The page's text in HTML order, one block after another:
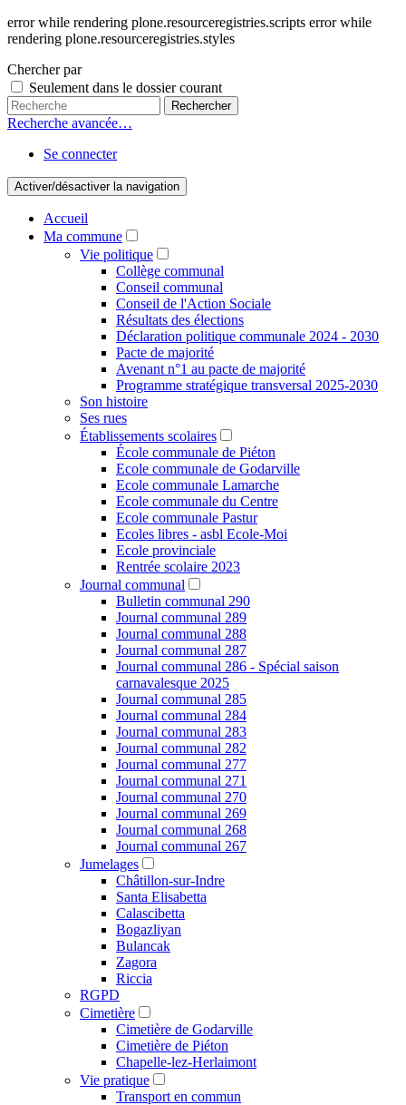
error while rendering plone.resourceregistries.scripts error while
rendering plone.resourceregistries.styles
Chercher par
Seulement dans le dossier courant
Recherche avancée…
Se connecter
Activer/désactiver la navigation
Accueil
Ma commune
Vie politique
Collège communal
Conseil communal
Conseil de l'Action Sociale
Résultats des élections
Déclaration politique communale 2024 - 2030
Pacte de majorité
Avenant n°1 au pacte de majorité
Programme stratégique transversal 2025-2030
Son histoire
Ses rues
Établissements scolaires
École communale de Piéton
Ecole communale de Godarville
Ecole communale Lamarche
Ecole communale du Centre
Ecole communale Pastur
Ecoles libres - asbl Ecole-Moi
Ecole provinciale
Rentrée scolaire 2023
Journal communal
Bulletin communal 290
Journal communal 289
Journal communal 288
Journal communal 287
Journal communal 286 - Spécial saison
carnavalesque 2025
Journal communal 285
Journal communal 284
Journal communal 283
Journal communal 282
Journal communal 277
Journal communal 271
Journal communal 270
Journal communal 269
Journal communal 268
Journal communal 267
Jumelages
Châtillon-sur-Indre
Santa Elisabetta
Calascibetta
Bogazliyan
Bulancak
Zagora
Riccia
RGPD
Cimetière
Cimetière de Godarville
Cimetière de Piéton
Chapelle-lez-Herlaimont
Vie pratique
Transport en commun